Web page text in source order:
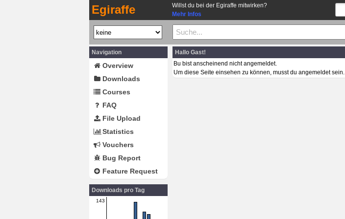
Egiraffe
Willst du bei der Egiraffe mitwirken?
Mehr Infos
Navigation
Overview
Downloads
Courses
FAQ
File Upload
Statistics
Vouchers
Bug Report
Feature Request
Downloads pro Tag
143
Hallo Gast!
Bu bist anscheinend nicht angemeldet.
Um diese Seite einsehen zu können, musst du angemeldet sein.